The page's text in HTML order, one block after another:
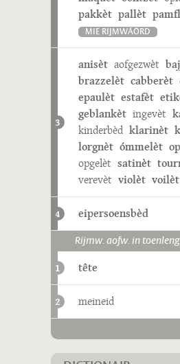
pakkèt pallèt
MIE RIJMWÄÖRD
3
anisèt aofgezwèt
brazzelèt cabberèt
epaulèt estafèt
geblankèt ingevèt
kinderbèd klarinèt
lorgnèt ómmelèt
opgelèt satinèt
verevèt violèt voilèt
4 eipersoensbèd
Rijmw. aofw. in
1 tête
2 meineid